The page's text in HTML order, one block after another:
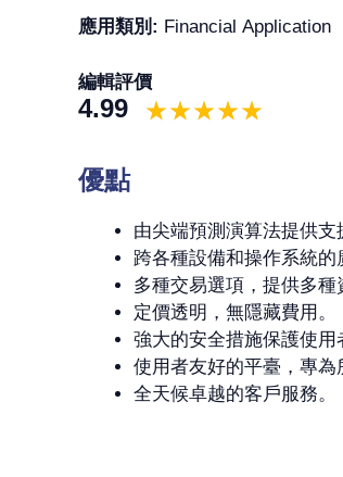
應用類別: Financial Application
編輯評價
4.99
優點
由尖端預測演算法提供支
跨各種設備和操作系統的
多種交易選項，提供多種
定價透明，無隱藏費用。
強大的安全措施保護使用
使用者友好的平臺，專為
全天候卓越的客戶服務。